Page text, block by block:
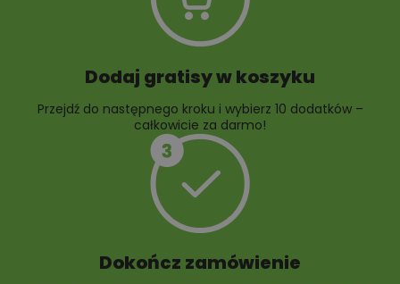
Dodaj gratisy w koszyku
Przejdź do następnego kroku i wybierz 10 dodatków –
całkowicie za darmo!
Dokończ zamówienie